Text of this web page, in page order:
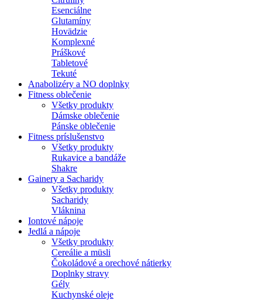
Esenciálne
Glutamíny
Hovädzie
Komplexné
Práškové
Tabletové
Tekuté
Anabolizéry a NO doplnky
Fitness oblečenie
Všetky produkty
Dámske oblečenie
Pánske oblečenie
Fitness príslušenstvo
Všetky produkty
Rukavice a bandáže
Shakre
Gainery a Sacharidy
Všetky produkty
Sacharidy
Vláknina
Iontové nápoje
Jedlá a nápoje
Všetky produkty
Cereálie a müsli
Čokoládové a orechové nátierky
Doplnky stravy
Gély
Kuchynské oleje